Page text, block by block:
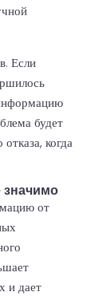
Если
будет
когда
значимо
от
и дает